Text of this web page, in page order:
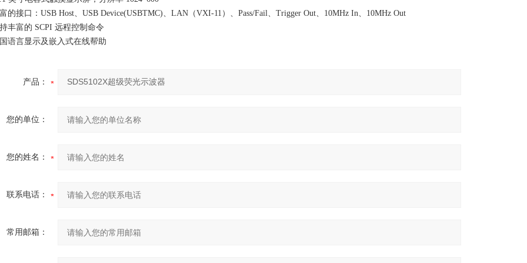
的接口：USB Host、USB Device(USBTMC)、LAN（VXI-11）、Pass/Fail、Trigger Out、10MHz In、10MHz Out
丰富的 SCPI 远程控制命令
语言显示及嵌入式在线帮助
产品：
您的单位：
您的姓名：
联系电话：
常用邮箱：